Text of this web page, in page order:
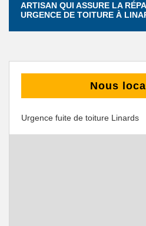
ARTISAN QUI ASSURE LA
URGENCE DE TOITURE À
Nous
Urgence fuite de toiture Linards